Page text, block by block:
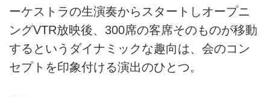
ーケストラの生演奏からスタートしオープニ
ングVTR放映後、300席の客席そのものが移動
するというダイナミックな趣向は、会のコン
セプトを印象付ける演出のひとつ。